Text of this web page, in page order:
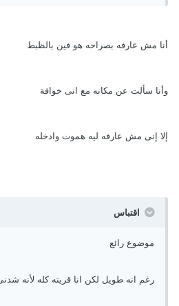
أنا مش عارفه بصراحه هو فين بالظبط
وأنا سألت عن مكانه مع انى خوافة
إلا إنى مش عارفه ليه هموت وادخله
اقتباس
موضوع رائع
رغم انه طويل لكن انا قريته كله لأنه شدنى